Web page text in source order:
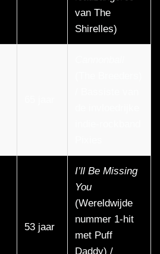
van The
Shirelles)
53 jaar
I’ll Be Missing
You
(Wereldwijde
nummer 1-hit
met Puff
Daddy) /